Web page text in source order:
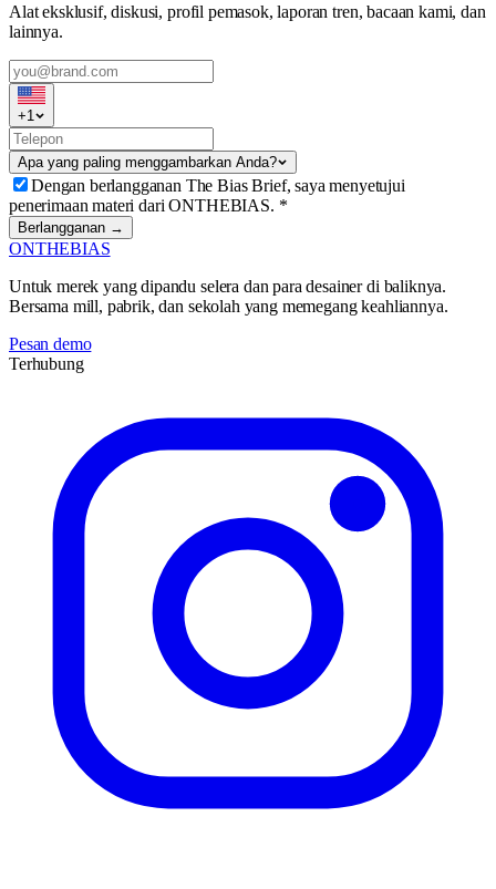
Alat eksklusif, diskusi, profil pemasok, laporan tren, bacaan kami, dan
lainnya.
+1
Apa yang paling menggambarkan Anda?
Dengan berlangganan The Bias Brief, saya menyetujui
penerimaan materi dari ONTHEBIAS. *
Berlangganan →
ONTHEBIAS
Untuk merek yang dipandu selera dan para desainer di baliknya.
Bersama mill, pabrik, dan sekolah yang memegang keahliannya.
Pesan demo
Terhubung